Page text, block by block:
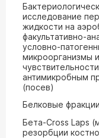
исследование
жидкости на
факультативно-
условно-
микроорганизмы
антимикробным
(посев)
Белковые фракции
Бета-Cross Laps
резорбции